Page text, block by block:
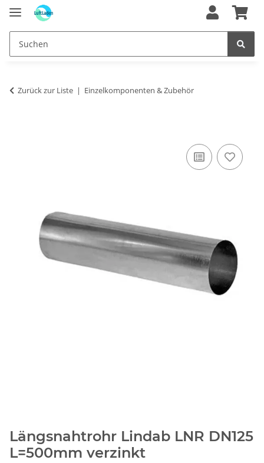
Zurück zur Liste Einzelkomponenten & Zubehör
Längsnahtrohr Lindab LNR DN125
L=500mm verzinkt